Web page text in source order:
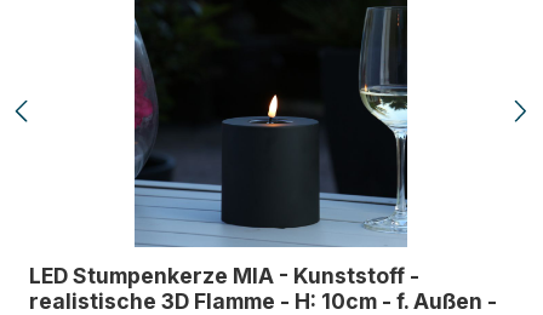
LED Stumpenkerze MIA - Kunststoff -
realistische 3D Flamme - H: 10cm - f. Außen -